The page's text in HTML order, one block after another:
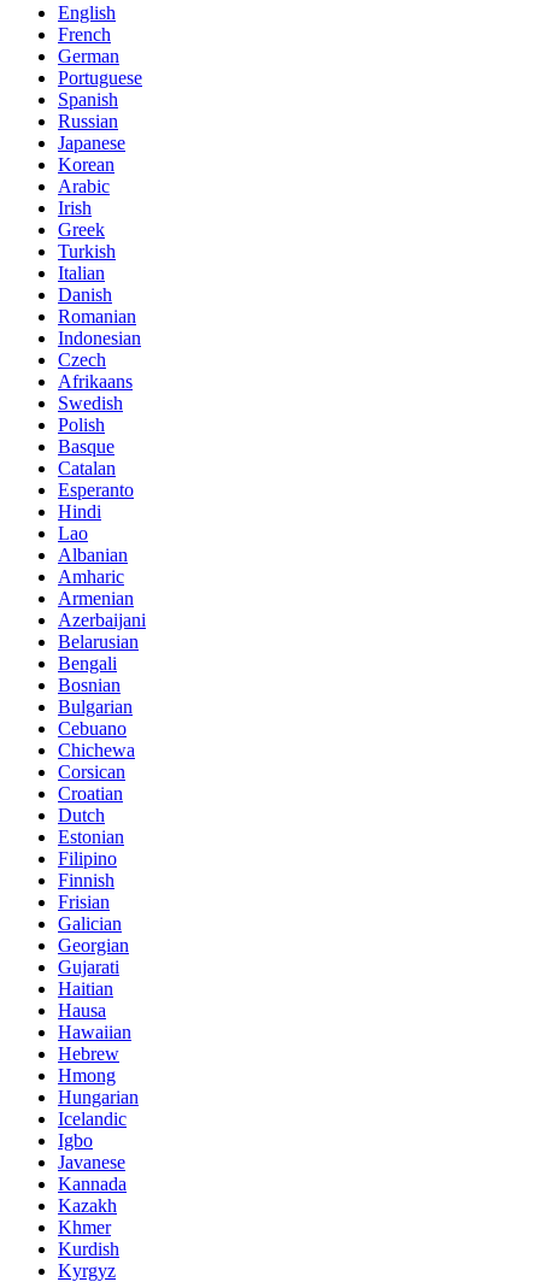
English
French
German
Portuguese
Spanish
Russian
Japanese
Korean
Arabic
Irish
Greek
Turkish
Italian
Danish
Romanian
Indonesian
Czech
Afrikaans
Swedish
Polish
Basque
Catalan
Esperanto
Hindi
Lao
Albanian
Amharic
Armenian
Azerbaijani
Belarusian
Bengali
Bosnian
Bulgarian
Cebuano
Chichewa
Corsican
Croatian
Dutch
Estonian
Filipino
Finnish
Frisian
Galician
Georgian
Gujarati
Haitian
Hausa
Hawaiian
Hebrew
Hmong
Hungarian
Icelandic
Igbo
Javanese
Kannada
Kazakh
Khmer
Kurdish
Kyrgyz